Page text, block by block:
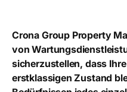
Crona Group Property
von
sicherzustellen, dass
erstklassigen Zustand